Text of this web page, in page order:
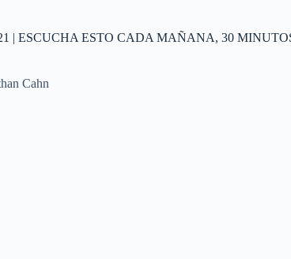
| ESCUCHA ESTO CADA MAÑANA, 30
Cahn